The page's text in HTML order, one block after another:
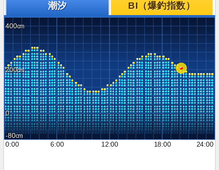
潮汐 BI（爆釣指数）
400
200
0
-80
0:00
6:00 12:00 18:00 24:00